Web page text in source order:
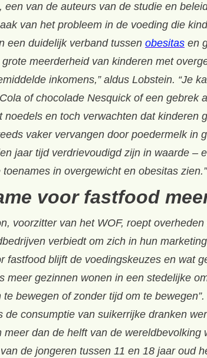
een van de auteurs van de studie en
van het probleem in de voeding die
een duidelijk verband tussen obesitas en
grote meerderheid van kinderen met
inkomens,” aldus Lobstein. “Je
of chocolade Nesquick of een gebrek
noedels en toch verwachten dat kinderen
vaker vervangen door poedermelk in
jaar tijd verdrievoudigd zijn in waarde –
in overgewicht en obesitas zien.”
voor fastfood
voorzitter van het WOF, roept
verbiedt om zich in hun
fastfood blijft de voedingskeuzes en wat
meer gezinnen wonen in een stedelijke
bewegen of zonder tijd om te bewegen”.
de consumptie van suikerrijke dranken
meer dan de helft van de wereldbevolking
de jongeren tussen 11 en 18 jaar oud